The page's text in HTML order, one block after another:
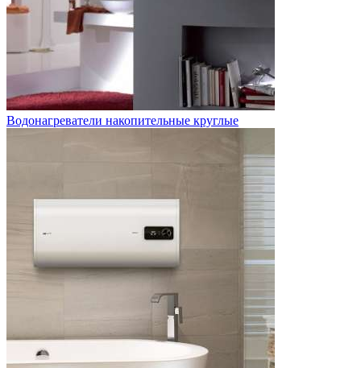
Водонагреватели накопительные круглые